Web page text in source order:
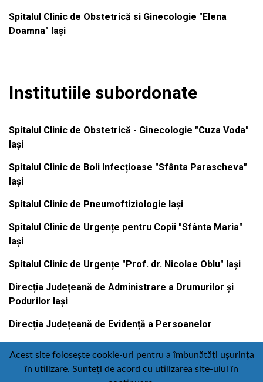
Spitalul Clinic de Obstetrică si Ginecologie "Elena
Doamna" Iași
Institutiile subordonate
Spitalul Clinic de Obstetrică - Ginecologie "Cuza Voda"
Iași
Spitalul Clinic de Boli Infecțioase "Sfânta Parascheva"
Iași
Spitalul Clinic de Pneumoftiziologie Iași
Spitalul Clinic de Urgențe pentru Copii "Sfânta Maria"
Iași
Spitalul Clinic de Urgențe "Prof. dr. Nicolae Oblu" Iași
Direcția Județeană de Administrare a Drumurilor și
Podurilor Iași
Direcția Județeană de Evidență a Persoanelor
Contact Politică de confidențialitate
Acest site folosește cookie-uri pentru a îmbunătăți ușurința
în utilizare. Sunteți de acord cu utilizarea site-ului în